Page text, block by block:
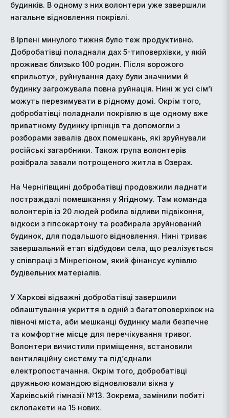
будинків. В одному з них волонтери уже завершили
нагальне відновлення покрівлі.
В Ірпені минулого тижня було теж продуктивно.
Добробатівці поладнали дах 5-типоверхівки, у якій
проживає близько 100 родин. Після ворожого
«прильоту», руйнування даху були значними й
будинку загрожувала повна руйнація. Нині ж усі сім’ї
можуть перезимувати в рідному домі. Окрім того,
добробатівці поладнали покрівлю в ще одному вже
приватному будинку ірпінців та допомогли з
розборами завалів двох помешкань, які зруйнували
російські загарбники. Також група волонтерів
розібрала завали потрощеного житла в Озерах.
На Чернігівщині добробатівці продовжили ладнати
постраждалі помешкання у Ягідному. Там команда
волонтерів із 20 людей робила відливи підвіконня,
відкоси з гіпсокартону та розбирала зруйнований
будинок, для подальшого відновлення. Нині триває
завершальний етап відбудови села, що реалізується
у співпраці з Мінрегіоном, який фінансує купівлю
будівельних матеріалів.
У Харкові відважні добробатівці завершили
облаштування укриття в одній з багатоповерхівок на
півночі міста, аби мешканці будинку мали безпечне
та комфортне місце для перечікування тривог.
Волонтери вичистили приміщення, встановили
вентиляційну систему та під’єднали
електропостачання. Окрім того, добробатівці
дружньою командою відновлювали вікна у
Харківській гімназії №13. Зокрема, замінили побиті
склопакети на 15 нових.